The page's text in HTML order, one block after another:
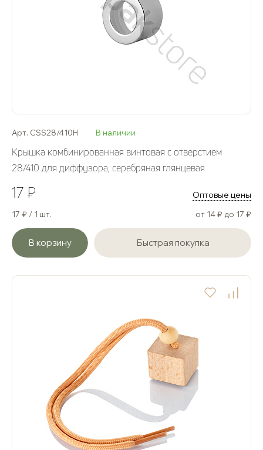
Арт. CSS28/410H В наличии
Крышка комбинированная винтовая с отверстием
28/410 для диффузора, серебряная глянцевая
17 ₽ Оптовые цены
17 ₽ / 1 шт. от 14 ₽ до 17 ₽
В корзину Быстрая покупка